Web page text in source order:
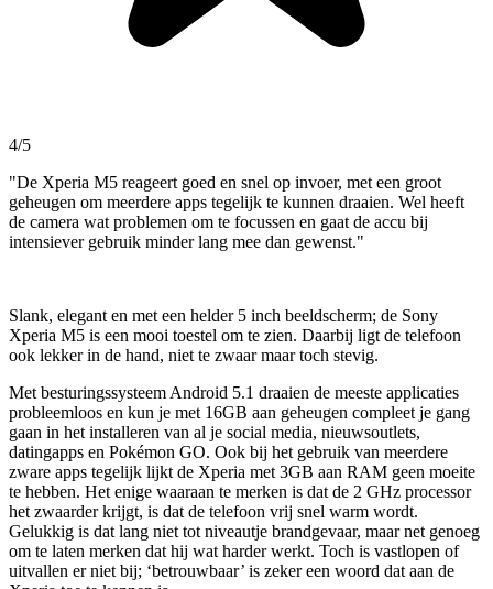
4/5
"De Xperia M5 reageert goed en snel op invoer, met een groot
geheugen om meerdere apps tegelijk te kunnen draaien. Wel heeft
de camera wat problemen om te focussen en gaat de accu bij
intensiever gebruik minder lang mee dan gewenst."
Slank, elegant en met een helder 5 inch beeldscherm; de Sony
Xperia M5 is een mooi toestel om te zien. Daarbij ligt de telefoon
ook lekker in de hand, niet te zwaar maar toch stevig.
Met besturingssysteem Android 5.1 draaien de meeste applicaties
probleemloos en kun je met 16GB aan geheugen compleet je gang
gaan in het installeren van al je social media, nieuwsoutlets,
datingapps en Pokémon GO. Ook bij het gebruik van meerdere
zware apps tegelijk lijkt de Xperia met 3GB aan RAM geen moeite
te hebben. Het enige waaraan te merken is dat de 2 GHz processor
het zwaarder krijgt, is dat de telefoon vrij snel warm wordt.
Gelukkig is dat lang niet tot niveautje brandgevaar, maar net genoeg
om te laten merken dat hij wat harder werkt. Toch is vastlopen of
uitvallen er niet bij; ‘betrouwbaar’ is zeker een woord dat aan de